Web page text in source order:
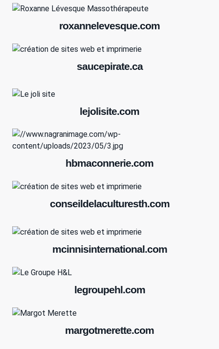
roxannelevesque.com
saucepirate.ca
lejolisite.com
hbmaconnerie.com
conseildelaculturesth.com
mcinnisinternational.com
legroupehl.com
margotmerette.com